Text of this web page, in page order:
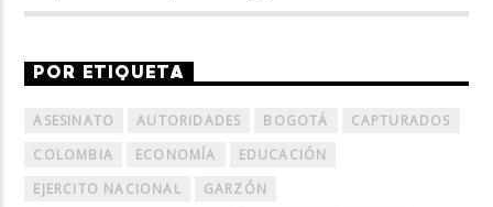
POR ETIQUETA
ASESINATO AUTORIDADES BOGOTÁ
CAPTURADOS
COLOMBIA
ECONOMÍA
EDUCACIÓN
EJERCITO NACIONAL
GARZÓN